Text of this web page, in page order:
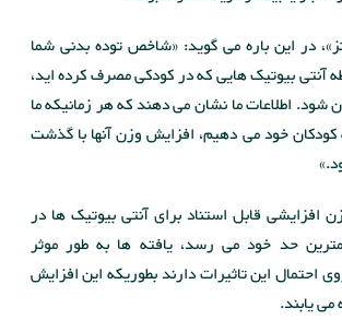
در این باره می گوید: «شاخص توده بدنی شما
بیوتیک هایی که در کودکی مصرف کرده اید،
اطلاعات ما نشان می دهند که هر زمانیکه ما
خود می دهیم، افزایش وزن آنها با گذشت
افزایشی قابل استناد برای آنتی بیوتیک ها در
حد خود می رسد، یافته ها به طور موثر
احتمال این تاثیرات دارند بطوریکه این افزایش
می یابند.